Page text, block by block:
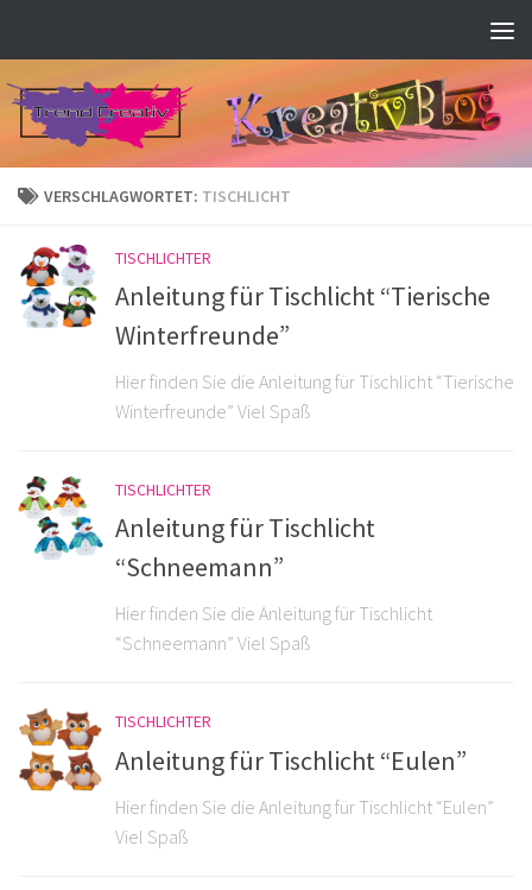
VERSCHLAGWORTET: TISCHLICHT
TISCHLICHTER
Anleitung für Tischlicht “Tierische
Winterfreunde”
Hier finden Sie die Anleitung für Tischlicht “Tierische
Winterfreunde” Viel Spaß
TISCHLICHTER
Anleitung für Tischlicht
“Schneemann”
Hier finden Sie die Anleitung für Tischlicht
“Schneemann” Viel Spaß
TISCHLICHTER
Anleitung für Tischlicht “Eulen”
Hier finden Sie die Anleitung für Tischlicht “Eulen”
Viel Spaß